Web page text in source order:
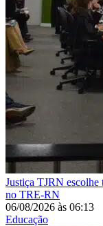
Justiça TJRN escolhe
no TRE-RN
06/08/2026 às 06:13
Educação